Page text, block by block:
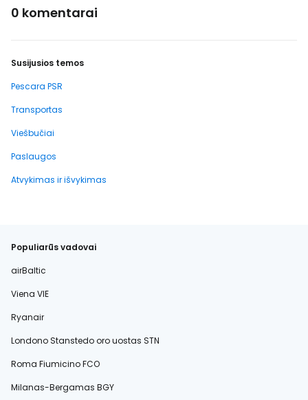
0 komentarai
Susijusios temos
Pescara PSR
Transportas
Viešbučiai
Paslaugos
Atvykimas ir išvykimas
Populiarūs vadovai
airBaltic
Viena VIE
Ryanair
Londono Stanstedo oro uostas STN
Roma Fiumicino FCO
Milanas-Bergamas BGY